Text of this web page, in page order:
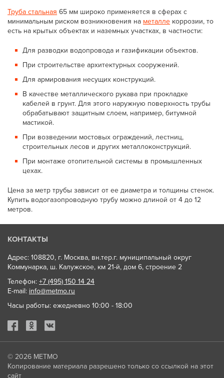
Труба стальная 65 мм широко применяется в сферах с
минимальным риском возникновения на металле коррозии, то
есть на крытых объектах и наземных участках, в частности:
Для разводки водопровода и газификации объектов.
При строительстве архитектурных сооружений.
Для армирования несущих конструкций.
В качестве металлического рукава при прокладке
кабелей в грунт. Для этого наружную поверхность трубы
обрабатывают защитным слоем, например, битумной
мастикой.
При возведении мостовых ограждений, лестниц,
строительных лесов и других металлоконструкций.
При монтаже отопительной системы в промышленных
цехах.
Цена за метр трубы зависит от ее диаметра и толщины стенок.
Купить водогазопроводную трубу можно длиной от 4 до 12
метров.
КОНТАКТЫ
Адрес: 108820, г. Москва, вн.тер.г. муниципальный округ
Коммунарка, ш. Калужское, км 21-й, дом 6, строение 2
Телефон: +7 (495) 150 14 24
E-mail: info@metmo.ru
Часы работы: ежедневно 10:00 - 18:00
© 2026 МЕТМО
Копирование материала разрешено только со ссылкой на этот
сайт